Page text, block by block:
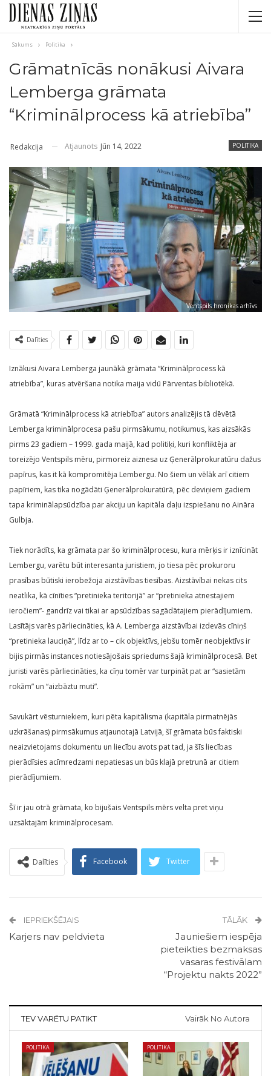
Sākums Politika
Grāmatnīcās nonākusi Aivara
Lemberga grāmata
“Kriminālprocess kā atriebība”
POLITIKA
Redakcija Atjaunots Jūn 14, 2022
Ventspils hronikas arhīvs
Dalīties
Iznākusi Aivara Lemberga jaunākā grāmata “Kriminālprocess kā
atriebība”, kuras atvēršana notika maija vidū Pārventas bibliotēkā.
Grāmatā “Kriminālprocess kā atriebība” autors analizējis tā dēvētā
Lemberga kriminālprocesa pašu pirmsākumu, notikumus, kas aizsākās
pirms 23 gadiem – 1999. gada maijā, kad politiķi, kuri konfliktēja ar
toreizējo Ventspils mēru, pirmoreiz aiznesa uz Ģenerālprokuratūru dažus
papīrus, kas it kā kompromitēja Lembergu. No šiem un vēlāk arī citiem
papīriem, kas tika nogādāti Ģenerālprokuratūrā, pēc deviņiem gadiem
tapa kriminālapsūdzība par akciju un kapitāla daļu izspiešanu no Aināra
Gulbja.
Tiek norādīts, ka grāmata par šo kriminālprocesu, kura mērķis ir iznīcināt
Lembergu, varētu būt interesanta juristiem, jo tiesa pēc prokuroru
prasības būtiski ierobežoja aizstāvības tiesības. Aizstāvībai nekas cits
neatlika, kā cīnīties “pretinieka teritorijā” ar “pretinieka atnestajiem
ieročiem”- gandrīz vai tikai ar apsūdzības sagādātajiem pierādījumiem.
Lasītājs varēs pārliecināties, kā A. Lemberga aizstāvībai izdevās cīniņš
“pretinieka lauciņā”, līdz ar to – cik objektīvs, jebšu tomēr neobjektīvs ir
bijis pirmās instances notiesājošais spriedums šajā kriminālprocesā. Bet
juristi varēs pārliecināties, ka cīņu tomēr var turpināt pat ar “sasietām
rokām” un “aizbāztu muti”.
Savukārt vēsturniekiem, kuri pēta kapitālisma (kapitāla pirmatnējās
uzkrāšanas) pirmsākumus atjaunotajā Latvijā, šī grāmata būs faktiski
neaizvietojams dokumentu un liecību avots pat tad, ja šīs liecības
pierādīsies acīmredzami nepatiesas un būs klajā pretrunā ar citiem
pierādījumiem.
Šī ir jau otrā grāmata, ko bijušais Ventspils mērs velta pret viņu
uzsāktajām kriminālprocesam.
Dalīties Facebook Twitter
IEPRIEKŠĒJAIS
Karjers nav peldvieta
TĀLĀK
Jauniešiem iespēja
pieteikties bezmaksas
vasaras festivālam
“Projektu nakts 2022”
TEV VARĒTU PATIKT Vairāk No Autora
POLITIKA POLITIKA